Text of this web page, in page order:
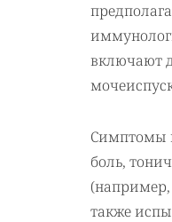
включают
Симптомы
боль,
(например,
также